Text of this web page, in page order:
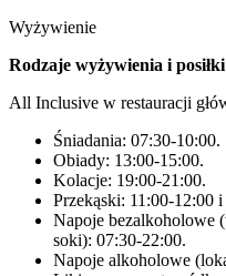
Wyżywienie
Rodzaje wyżywienia i
All Inclusive w restauracji
Śniadania: 07:30-10:00.
Obiady: 13:00-15:00.
Kolacje: 19:00-21:00.
Przekąski: 11:00-12:00
Napoje bezalkoholowe
soki): 07:30-22:00.
Napoje alkoholowe